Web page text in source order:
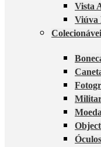
Vista
Viúva